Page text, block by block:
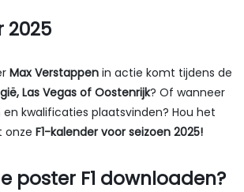
2025
Max Verstappen in actie komt tijdens de
Las Vegas of Oostenrijk? Of wanneer
kwalificaties plaatsvinden? Hou het
onze F1-kalender voor seizoen 2025!
poster F1 downloaden?